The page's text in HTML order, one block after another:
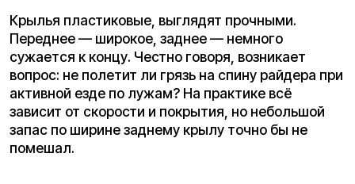
Подножка металлическая, с пружиной.
Фиксируется чётко, не болтается, выдерживает
вес самоката без проблем. Устанавливается с
левой стороны — удобно, не мешает при посадке.
Механизм складывания